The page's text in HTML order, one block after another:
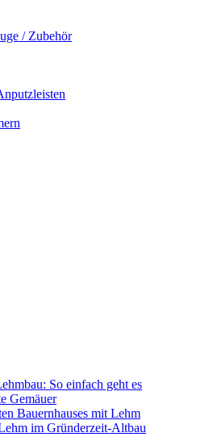
/ Zubehör
So einfach geht es
Gemäuer
Bauernhauses mit Lehm
im Gründerzeit-Altbau